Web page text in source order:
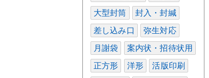
大型封筒 封入・封緘
差し込み口 弥生対応
月謝袋 案内状・招待状用
正方形 洋形 活版印刷